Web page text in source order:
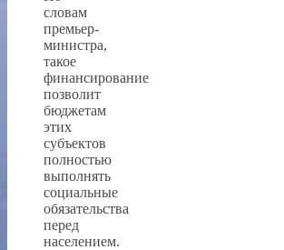
словам
премьер-
министра,
такое
финансирование
позволит
бюджетам
этих
субъектов
полностью
выполнять
социальные
обязательства
перед
населением.